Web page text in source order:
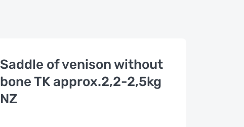
Saddle of venison without
bone TK approx.2,2-2,5kg
NZ